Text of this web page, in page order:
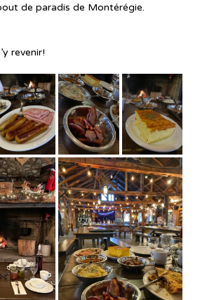
de paradis de Montérégie.
revenir!